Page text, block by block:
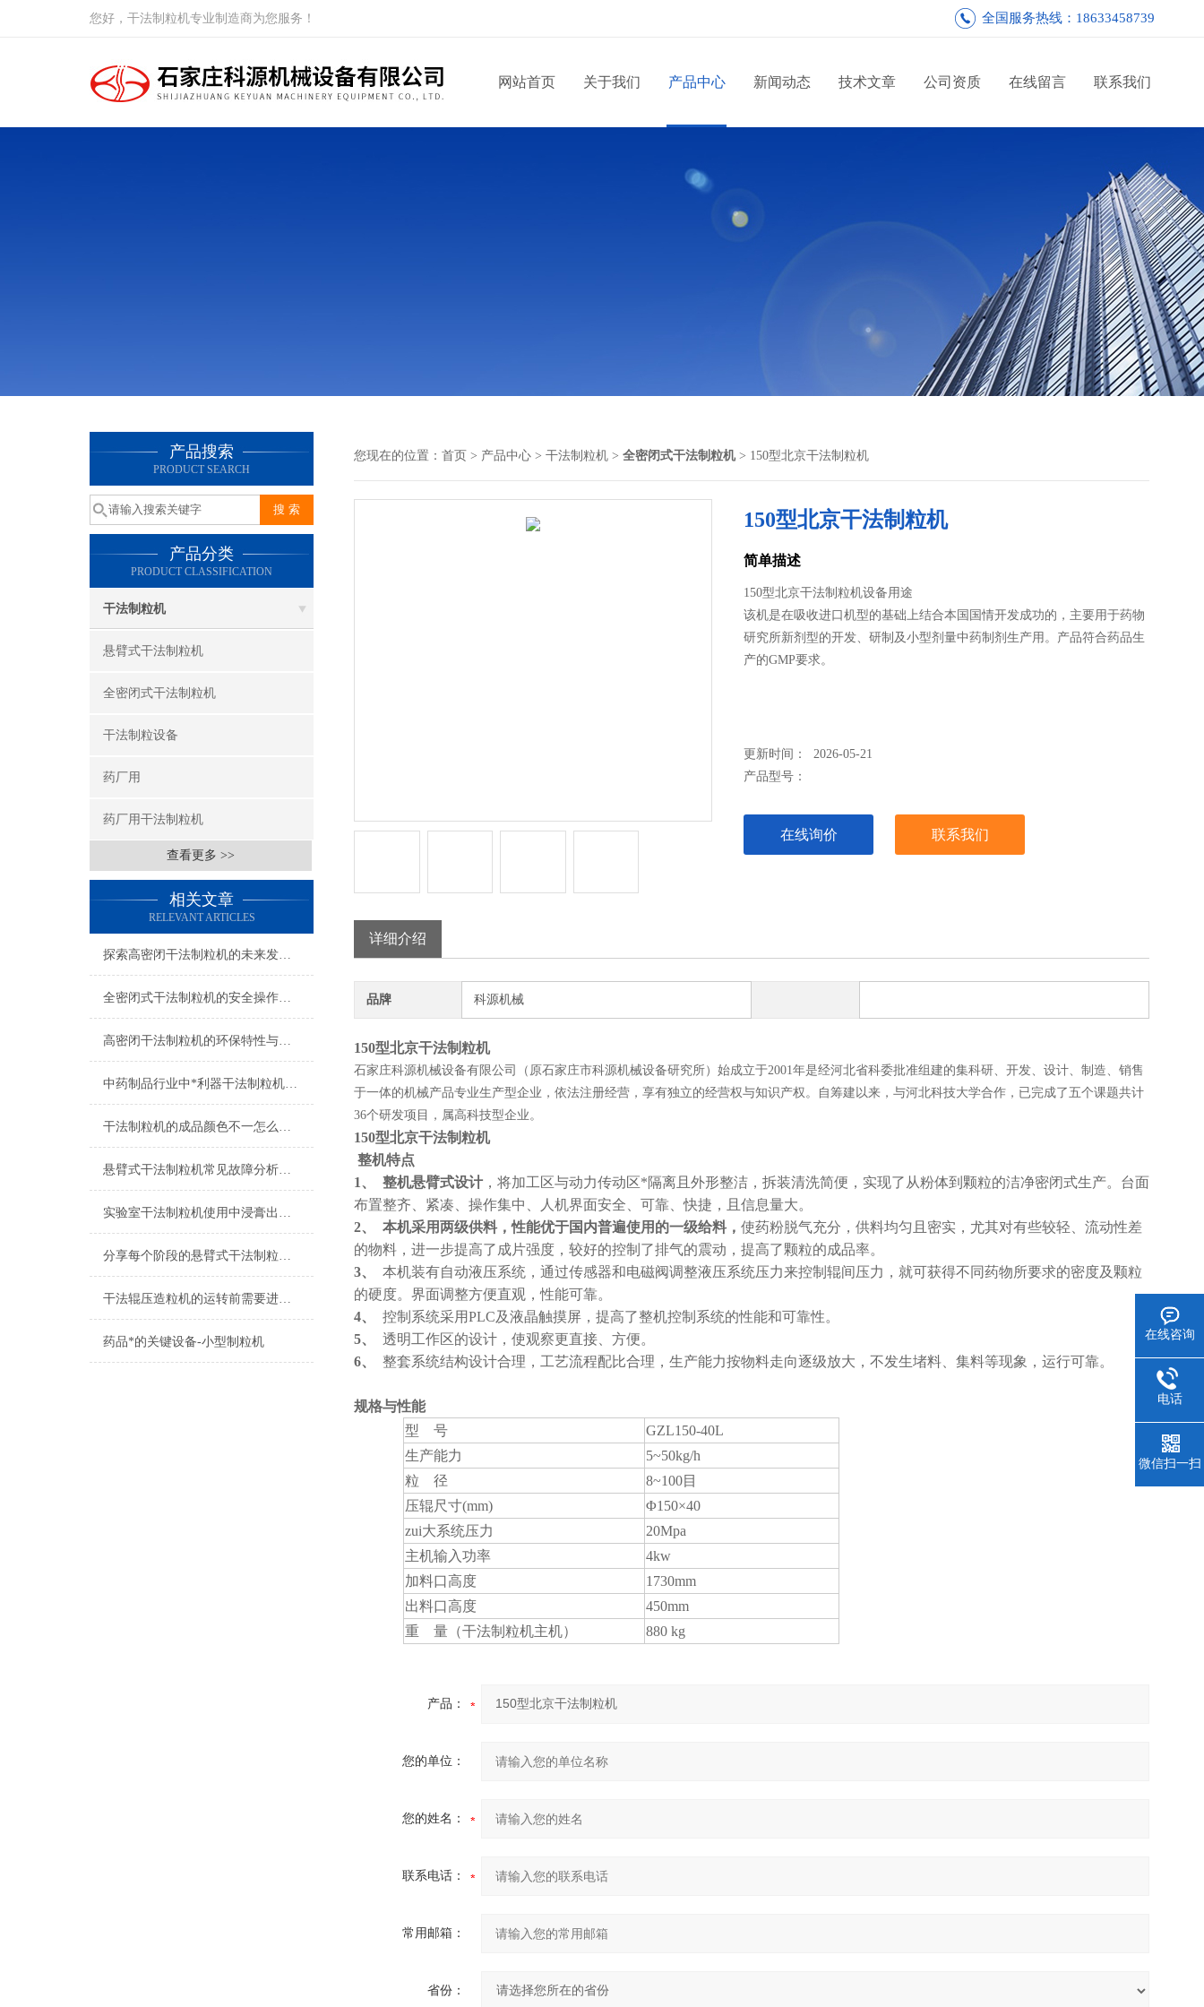
您好，干法制粒机专业制造商为您服务！ 全国服务热线：18633458739
网站首页 关于我们 产品中心 新闻动态 技术文章 公司资质 在线留言 联系我们
产品搜索
PRODUCT SEARCH
产品分类
PRODUCT CLASSIFICATION
干法制粒机
悬臂式干法制粒机
全密闭式干法制粒机
干法制粒设备
药厂用
药厂用干法制粒机
查看更多 >>
相关文章
RELEVANT ARTICLES
探索高密闭干法制粒机的未来发展趋势
全密闭式干法制粒机的安全操作规程
高密闭干法制粒机的环保特性与可持续发展价值
中药制品行业中*利器干法制粒机的粘合剂选择因素你知道吗？
干法制粒机的成品颜色不一怎么造成的？
悬臂式干法制粒机常见故障分析与排除
实验室干法制粒机使用中浸膏出现问题怎么解决呢？
分享每个阶段的悬臂式干法制粒机使用技巧
干法辊压造粒机的运转前需要进行准备工作吗？
药品*的关键设备-小型制粒机
您现在的位置： 首页 > 产品中心 > 干法制粒机 > 全密闭式干法制粒机> 150型北京干法制粒机
150型北京干法制粒机
简单描述
150型北京干法制粒机设备用途
该机是在吸收进口机型的基础上结合本国国情开发成功的，主要用于药物
研究所新剂型的开发、研制及小型剂量中药制剂生产用。产品符合药品生
产的GMP要求。
更新时间： 2026-05-21
产品型号：
在线询价 联系我们
详细介绍
品牌 科源机械
150型北京干法制粒机
石家庄科源机械设备有限公司（原石家庄市科源机械设备研究所）始成立于2001年是经河北省科委批准组建的集科研、开发、设计、制造、销售
于一体的机械产品专业生产型企业，依法注册经营，享有独立的经营权与知识产权。自筹建以来，与河北科技大学合作，已完成了五个课题共计
36个研发项目，属高科技型企业。
150型北京干法制粒机
整机特点
1、 整机悬臂式设计 ，将加工区与动力传动区*隔离且外形整洁，拆装清洗简便，实现了从粉体到颗粒的洁净密闭式生产。台面
布置整齐、紧凑、操作集中、人机界面安全、可靠、快捷，且信息量大。
2、 本机采用两级供料，性能优于国内普遍使用的一级给料 ， 使药粉脱气充分，供料均匀且密实，尤其对有些较轻、流动性差
的物料，进一步提高了成片强度，较好的控制了排气的震动，提高了颗粒的成品率。
3、 本机装有自动液压系统，通过传感器和电磁阀调整液压系统压力来控制辊间压力，就可获得不同药物所要求的密度及颗粒
的硬度。界面调整方便直观，性能可靠。
4、 控制系统采用PLC及液晶触摸屏，提高了整机控制系统的性能和可靠性。
5、 透明工作区的设计，使观察更直接、方便。
6、 整套系统结构设计合理，工艺流程配比合理，生产能力按物料走向逐级放大，不发生堵料、集料等现象，运行可靠。
规格与性能
型 号
GZL150-40L
生产能力
5~50kg/h
粒 径
8~100目
压辊尺寸(mm)
Φ150×40
zui大系统压力
20Mpa
主机输入功率
4kw
加料口高度
1730mm
出料口高度
450mm
重 量（干法制粒机主机）
880 kg
产品：
您的单位：
您的姓名：
联系电话：
常用邮箱：
省份：
在线咨询
电话
微信扫一扫